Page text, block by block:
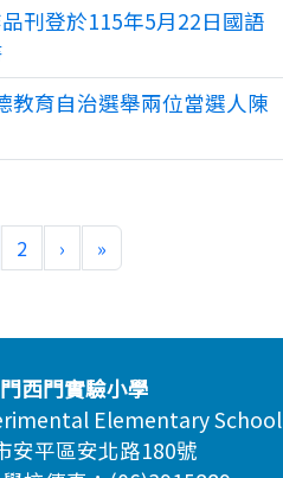
刊登於115年5月22日國語
教育自治選舉兩位當選人陳
前頁次)
2 ›下一頁
»最後頁
西門實驗小學
Elementary School
安平區安北路180號